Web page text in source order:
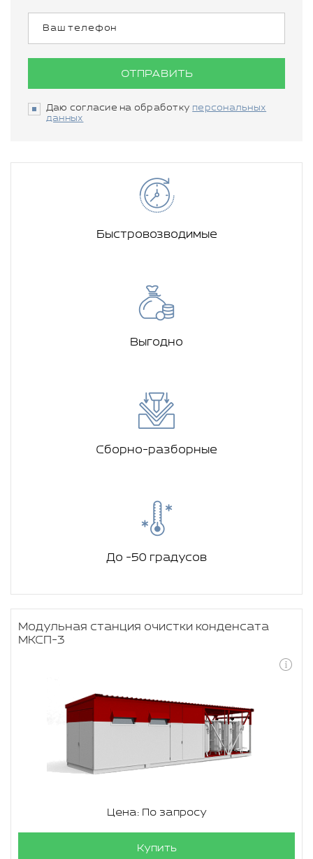
ОТПРАВИТЬ
Даю согласие на обработку персональных
данных
Быстровозводимые
Выгодно
Сборно-разборные
До -50 градусов
Модульная станция очистки конденсата
МКСП-3
Цена: По запросу
Купить